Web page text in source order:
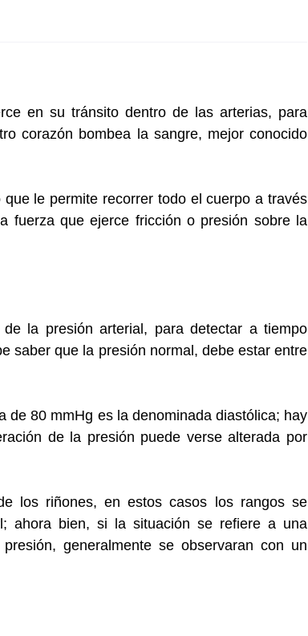
en su tránsito dentro de las arterias, para
corazón bombea la sangre, mejor conocido
le permite recorrer todo el cuerpo a través
fuerza que ejerce fricción o presión sobre la
la presión arterial, para detectar a tiempo
saber que la presión normal, debe estar entre
de 80 mmHg es la denominada diastólica; hay
de la presión puede verse alterada por
los riñones, en estos casos los rangos se
ahora bien, si la situación se refiere a una
generalmente se observaran con un